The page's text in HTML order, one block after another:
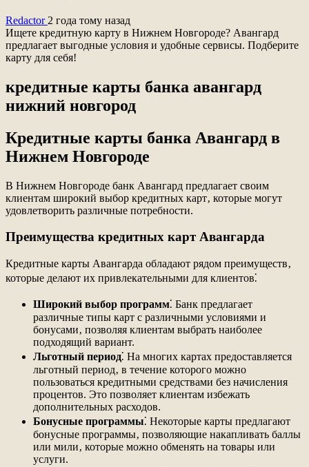
Redactor 2 года тому назад
Ищете кредитную карту в Нижнем Новгороде? Авангард
предлагает выгодные условия и удобные сервисы. Подберите
карту для себя!
кредитные карты банка авангард
нижний новгород
Кредитные карты банка Авангард в
Нижнем Новгороде
В Нижнем Новгороде банк Авангард предлагает своим
клиентам широкий выбор кредитных карт‚ которые могут
удовлетворить различные потребности.
Преимущества кредитных карт Авангарда
Кредитные карты Авангарда обладают рядом преимуществ‚
которые делают их привлекательными для клиентов⁚
Широкий выбор программ⁚ Банк предлагает
различные типы карт с различными условиями и
бонусами‚ позволяя клиентам выбрать наиболее
подходящий вариант.
Льготный период⁚ На многих картах предоставляется
льготный период‚ в течение которого можно
пользоваться кредитными средствами без начисления
процентов. Это позволяет клиентам избежать
дополнительных расходов.
Бонусные программы⁚ Некоторые карты предлагают
бонусные программы‚ позволяющие накапливать баллы
или мили‚ которые можно обменять на товары или
услуги.